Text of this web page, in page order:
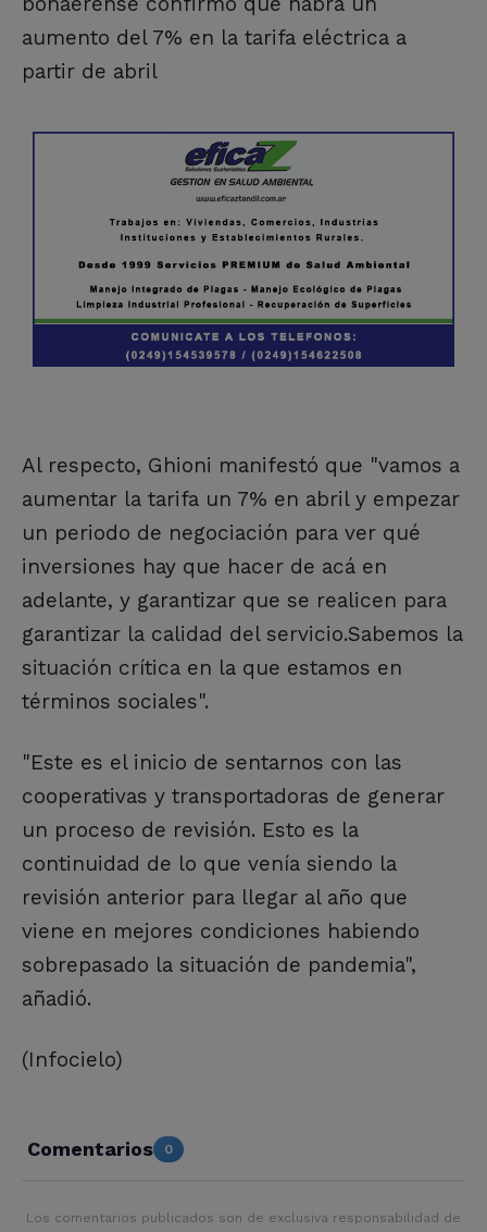
aumento del 7% en la tarifa eléctrica a
partir de abril
Al respecto, Ghioni manifestó que "vamos a
aumentar la tarifa un 7% en abril y empezar
un periodo de negociación para ver qué
inversiones hay que hacer de acá en
adelante, y garantizar que se realicen para
garantizar la calidad del servicio.Sabemos la
situación crítica en la que estamos en
términos sociales".
"Este es el inicio de sentarnos con las
cooperativas y transportadoras de generar
un proceso de revisión. Esto es la
continuidad de lo que venía siendo la
revisión anterior para llegar al año que
viene en mejores condiciones habiendo
sobrepasado la situación de pandemia",
añadió.
(Infocielo)
Comentarios 0
Los comentarios publicados son de exclusiva responsabilidad de